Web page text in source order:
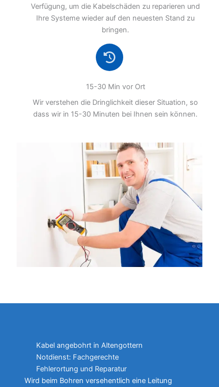
Verfügung, um die Kabelschäden zu reparieren und
Ihre Systeme wieder auf den neuesten Stand zu
bringen.
15-30 Min vor Ort
Wir verstehen die Dringlichkeit dieser Situation, so
dass wir in 15-30 Minuten bei Ihnen sein können.
Kabel angebohrt in Altengottern
Notdienst: Fachgerechte
Fehlerortung und Reparatur
Wird beim Bohren versehentlich eine Leitung